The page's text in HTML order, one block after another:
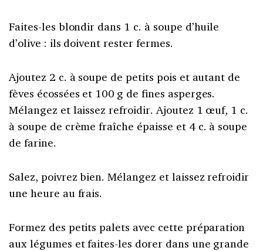
Faites-les blondir dans 1 c. à soupe d’huile
d’olive : ils doivent rester fermes.
Ajoutez 2 c. à soupe de petits pois et autant de
fèves écossées et 100 g de fines asperges.
Mélangez et laissez refroidir. Ajoutez 1 œuf, 1 c.
à soupe de crème fraîche épaisse et 4 c. à soupe
de farine.
Salez, poivrez bien. Mélangez et laissez refroidir
une heure au frais.
Formez des petits palets avec cette préparation
aux légumes et faites-les dorer dans une grande